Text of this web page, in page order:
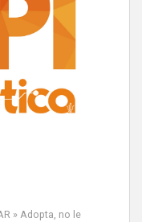
» Adopta, no le